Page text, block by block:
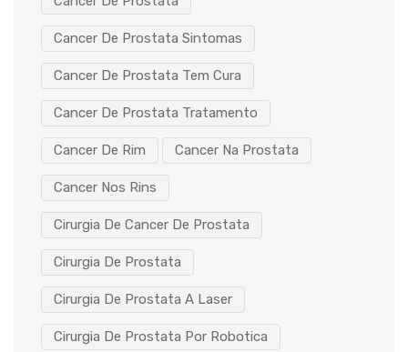
Cancer De Prostata Sintomas
Cancer De Prostata Tem Cura
Cancer De Prostata Tratamento
Cancer De Rim Cancer Na Prostata
Cancer Nos Rins
Cirurgia De Cancer De Prostata
Cirurgia De Prostata
Cirurgia De Prostata A Laser
Cirurgia De Prostata Por Robotica